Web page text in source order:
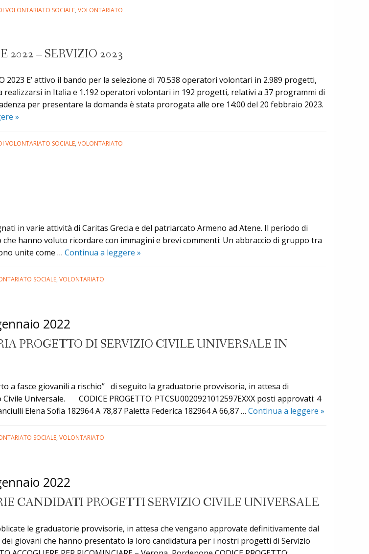
in
VOLONTARIATO SOCIALE, VOLONTARIATO
– SERVIZIO 2023
2023 E’ attivo il bando per la selezione di 70.538 operatori volontari in 2.989 progetti,
in Italia e 1.192 operatori volontari in 192 progetti, relativi a 37 programmi di
per presentare la domanda è stata prorogata alle ore 14:00 del 20 febbraio 2023.
Bando
il
2023
»
VOLONTARIATO SOCIALE, VOLONTARIATO
in varie attività di Caritas Grecia e del patriarcato Armeno ad Atene. Il periodo di
hanno voluto ricordare con immagini e brevi commenti: Un abbraccio di gruppo tra
unite come … Continua a leggere Servizio
»
SOCIALE, VOLONTARIATO
2022
PROGETTO DI SERVIZIO CIVILE UNIVERSALE IN
a fasce giovanili a rischio” di seguito la graduatorie provvisoria, in attesa di
Universale. CODICE PROGETTO: PTCSU0020921012597EXXX posti approvati: 4
Elena Sofia 182964 A 78,87 Paletta Federica 182964 A 66,87 … Continua a leggere »
SOCIALE, VOLONTARIATO
2022
CANDIDATI PROGETTI SERVIZIO CIVILE UNIVERSALE
le graduatorie provvisorie, in attesa che vengano approvate definitivamente dal
giovani che hanno presentato la loro candidatura per i nostri progetti di Servizio